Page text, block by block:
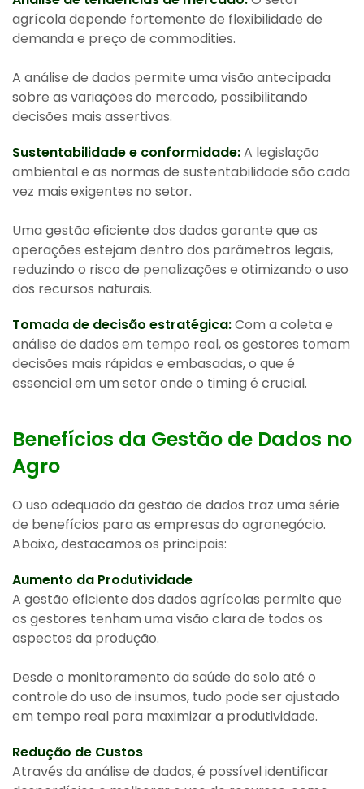
agrícola depende fortemente de flexibilidade de
demanda e preço de commodities.
A análise de dados permite uma visão antecipada
sobre as variações do mercado, possibilitando
decisões mais assertivas.
Sustentabilidade e conformidade:A legislação
ambiental e as normas de sustentabilidade são cada
vez mais exigentes no setor.
Uma gestão eficiente dos dados garante que as
operações estejam dentro dos parâmetros legais,
reduzindo o risco de penalizações e otimizando o uso
dos recursos naturais.
Tomada de decisão estratégica:Com a coleta e
análise de dados em tempo real, os gestores tomam
decisões mais rápidas e embasadas, o que é
essencial em um setor onde o timing é crucial.
Benefícios da Gestão de Dados no
Agro
O uso adequado da gestão de dados traz uma série
de benefícios para as empresas do agronegócio.
Abaixo, destacamos os principais:
Aumento da Produtividade
A gestão eficiente dos dados agrícolas permite que
os gestores tenham uma visão clara de todos os
aspectos da produção.
Desde o monitoramento da saúde do solo até o
controle do uso de insumos, tudo pode ser ajustado
em tempo real para maximizar a produtividade.
Redução de Custos
Através da análise de dados, é possível identificar